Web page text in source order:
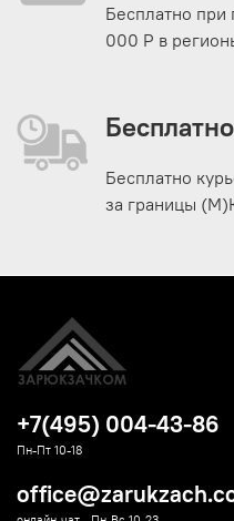
Бесплатно
000 Р в
Бесплатно
за границы
+7(495) 004-43-86
Пн-Пт 10-18